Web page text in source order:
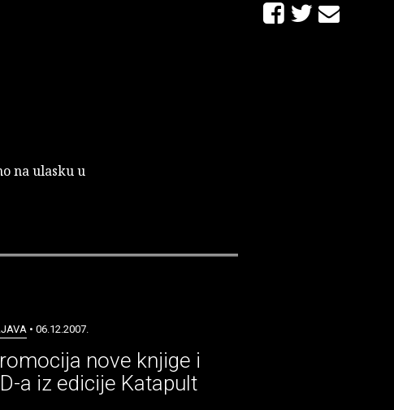
na ulasku u
• 06.12.2007.
nove knjige i
a iz edicije Katapult